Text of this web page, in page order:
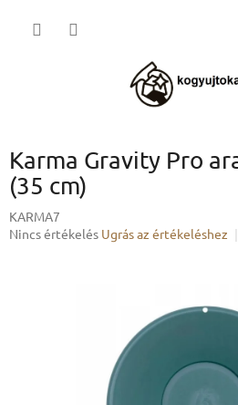
Karma Gravity Pro
(35 cm)
KARMA7
A
Nincs értékelés Ugrás az értékeléshez